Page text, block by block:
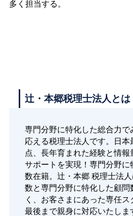
多く担当する。
辻・本郷税理士法人とは
専門分野に特化した総合力で
応える税理士法人です。日本
点、長年育まれた経験と情
サポートを実現！専門分野に
数在籍。辻・本郷 税理士法
数と専門分野に特化した顧問
く、お客さまにあった専任ス
最後まで親身に対応いたしま